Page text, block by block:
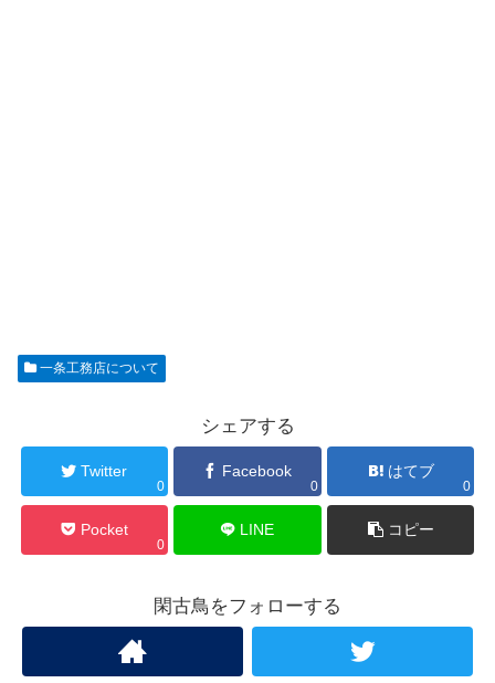
一条工務店について
シェアする
Twitter
0
Facebook
0
はてブ
0
Pocket
0
LINE コピー
閑古鳥をフォローする